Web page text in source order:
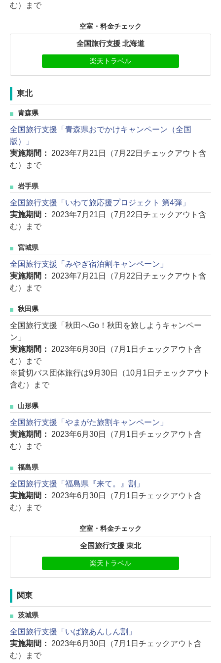
む）まで
空室・料金チェック
全国旅行支援 北海道
楽天トラベル
東北
青森県
全国旅行支援「青森県おでかけキャンペーン（全国
版）」
実施期間： 2023年7月21日（7月22日チェックアウト含
む）まで
岩手県
全国旅行支援「いわて旅応援プロジェクト 第4弾」
実施期間： 2023年7月21日（7月22日チェックアウト含
む）まで
宮城県
全国旅行支援「みやぎ宿泊割キャンペーン」
実施期間： 2023年7月21日（7月22日チェックアウト含
む）まで
秋田県
全国旅行支援「秋田へGo！秋田を旅しようキャンペー
ン」
実施期間： 2023年6月30日（7月1日チェックアウト含
む）まで
※貸切バス団体旅行は9月30日（10月1日チェックアウト
含む）まで
山形県
全国旅行支援「やまがた旅割キャンペーン」
実施期間： 2023年6月30日（7月1日チェックアウト含
む）まで
福島県
全国旅行支援「福島県『来て。』割」
実施期間： 2023年6月30日（7月1日チェックアウト含
む）まで
空室・料金チェック
全国旅行支援 東北
楽天トラベル
関東
茨城県
全国旅行支援「いば旅あんしん割」
実施期間： 2023年6月30日（7月1日チェックアウト含
む）まで